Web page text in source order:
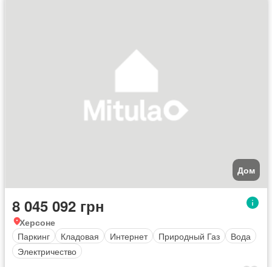
Дом
8 045 092 грн
Херсоне
Паркинг
Кладовая Интернет Природный Газ
Вода
Электричество